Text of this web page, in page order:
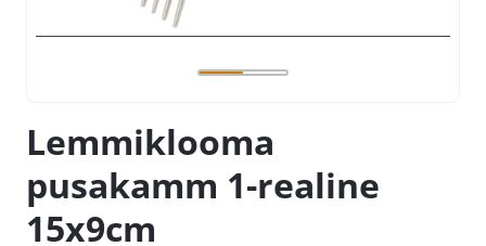
Lemmiklooma
pusakamm 1-realine
15x9cm